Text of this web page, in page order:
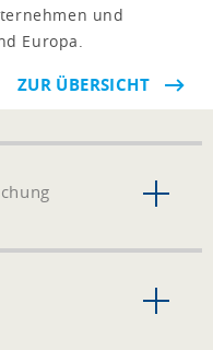
und
Europa.
ZUR ÜBERSICHT